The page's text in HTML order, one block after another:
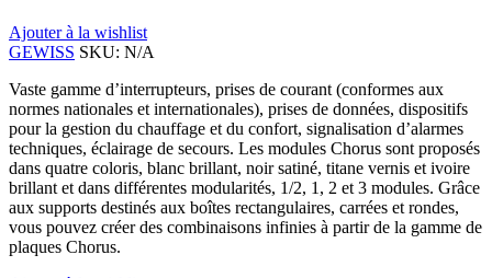
Ajouter à la wishlist
GEWISS SKU: N/A
Vaste gamme d’interrupteurs, prises de courant (conformes aux
normes nationales et internationales), prises de données, dispositifs
pour la gestion du chauffage et du confort, signalisation d’alarmes
techniques, éclairage de secours. Les modules Chorus sont proposés
dans quatre coloris, blanc brillant, noir satiné, titane vernis et ivoire
brillant et dans différentes modularités, 1/2, 1, 2 et 3 modules. Grâce
aux supports destinés aux boîtes rectangulaires, carrées et rondes,
vous pouvez créer des combinaisons infinies à partir de la gamme de
plaques Chorus.